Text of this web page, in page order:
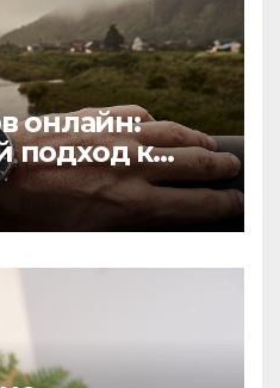
онлайн:
подход к